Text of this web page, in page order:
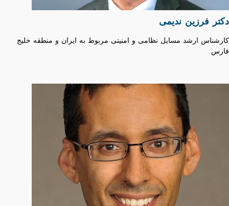
دکتر فرزین ندیمی
کارشناس ارشد مسایل نظامی و امنیتی مربوط به ایران و منطقه خلیج
فارس